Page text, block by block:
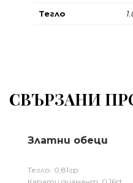
Тегло
СВЪРЗАНИ
Златни обеци
Тегло: 0,81гр